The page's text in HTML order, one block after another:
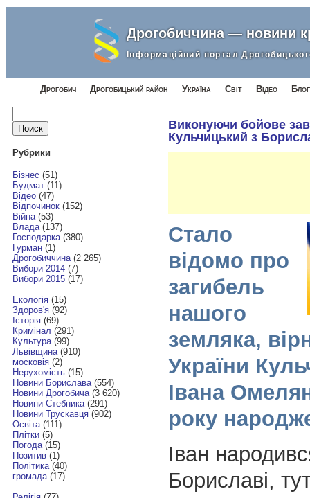
Дрогобиччина — новини
Інформаційний портал
Дрогобич Дрогобицький район Україна Світ Відео
Найти:
Рубрики
Бізнес (51)
Будмат(11)
Відео(47)
Відпочинок(152)
Війна(53)
Влада(137)
Господарка(380)
Гурман(1)
Дрогобиччина(2 265)
Вибори 2014(7)
Вибори 2015(17)
Екологія(15)
Здоров'я(92)
Історія(69)
Кримінал (291)
Культура(99)
Львівщина(910)
московія(2)
Нерухомість(15)
Новини Борислава(554)
Новини Дрогобича(3 620)
Новини Стебника(291)
Новини Трускавця(902)
Освіта(111)
Плітки(5)
Погода(15)
Позитив(1)
Політика(40)
громада(17)
Виконуючи бойове
Кульчицький з
Стало
відомо про
загибель
нашого
земляка,
України
Івана
року
Іван
Бориславі,